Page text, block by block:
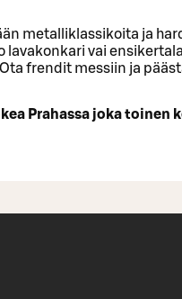
metalliklassikoita ja
lavakonkari vai
frendit messiin ja
Prahassa joka toinen